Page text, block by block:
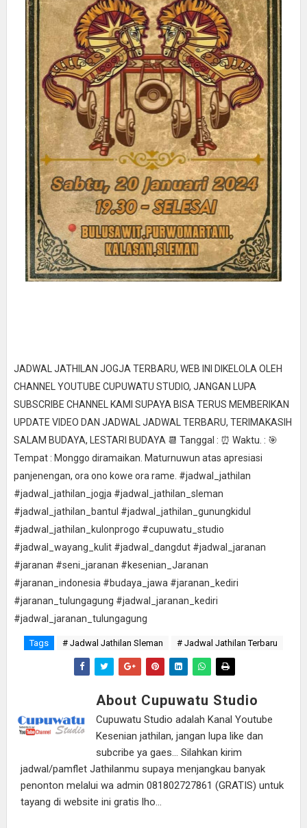
JADWAL JATHILAN JOGJA TERBARU, WEB INI DIKELOLA OLEH
CHANNEL YOUTUBE CUPUWATU STUDIO, JANGAN LUPA
SUBSCRIBE CHANNEL KAMI SUPAYA BISA TERUS MEMBERIKAN
UPDATE VIDEO DAN JADWAL JADWAL TERBARU, TERIMAKASIH
SALAM BUDAYA, LESTARI BUDAYA 📆 Tanggal : ⏰ Waktu. : 🎯
Tempat : Monggo diramaikan. Maturnuwun atas apresiasi
panjenengan, ora ono kowe ora rame. #jadwal_jathilan
#jadwal_jathilan_jogja #jadwal_jathilan_sleman
#jadwal_jathilan_bantul #jadwal_jathilan_gunungkidul
#jadwal_jathilan_kulonprogo #cupuwatu_studio
#jadwal_wayang_kulit #jadwal_dangdut #jadwal_jaranan
#jaranan #seni_jaranan #kesenian_Jaranan
#jaranan_indonesia #budaya_jawa #jaranan_kediri
#jaranan_tulungagung #jadwal_jaranan_kediri
#jadwal_jaranan_tulungagung
Tags # Jadwal Jathilan Sleman # Jadwal Jathilan Terbaru
About Cupuwatu Studio
Cupuwatu Studio adalah Kanal Youtube
Kesenian jathilan, jangan lupa like dan
subcribe ya gaes... Silahkan kirim
jadwal/pamflet Jathilanmu supaya menjangkau banyak
penonton melalui wa admin 081802727861 (GRATIS) untuk
tayang di website ini gratis lho...